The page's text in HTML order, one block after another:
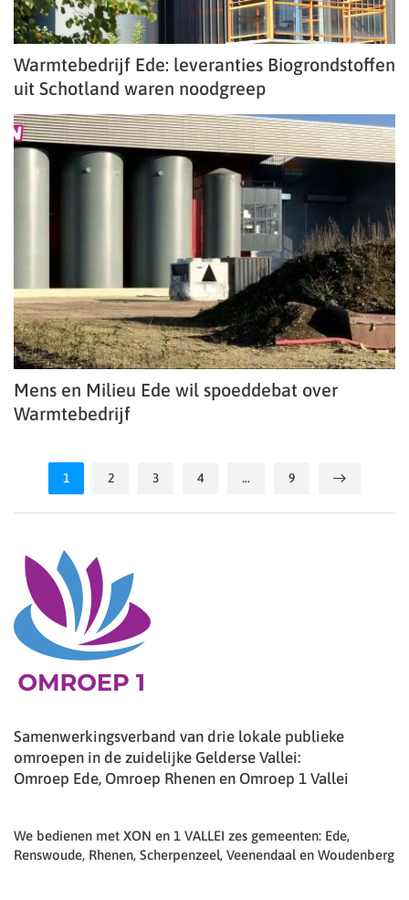
Warmtebedrijf Ede: leveranties Biogrondstoffen
uit Schotland waren noodgreep
Mens en Milieu Ede wil spoeddebat over
Warmtebedrijf
1 2 3 4 … 9
Samenwerkingsverband van drie lokale publieke
omroepen in de zuidelijke Gelderse Vallei:
Omroep Ede, Omroep Rhenen en Omroep 1 Vallei
We bedienen met XON en 1 VALLEI zes gemeenten: Ede,
Renswoude, Rhenen, Scherpenzeel, Veenendaal en Woudenberg